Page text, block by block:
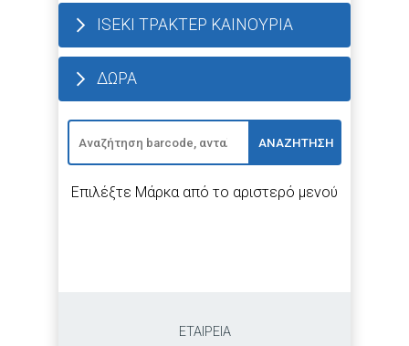
ISEKI ΤΡΑΚΤΕΡ ΚΑΙΝΟΥΡΙΑ
ΔΩΡΑ
ΑΝΑΖΗΤΗΣΗ
Επιλέξτε Μάρκα από το αριστερό μενού
ΕΤΑΙΡΕΙΑ